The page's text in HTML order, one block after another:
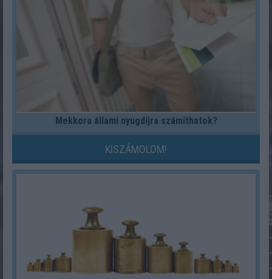
Mekkora állami nyugdíjra számíthatok?
KISZÁMOLOM!